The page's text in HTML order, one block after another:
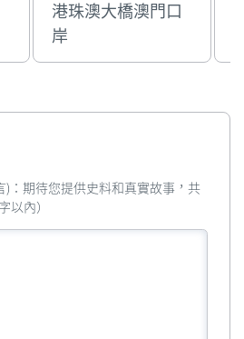
港珠澳大橋澳門口
岸
)：期待您提供史料和真實故事，共
以內）